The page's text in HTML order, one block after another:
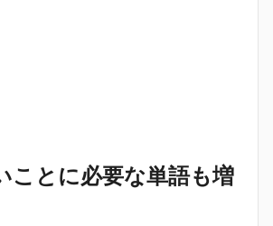
ことに必要な単語も増